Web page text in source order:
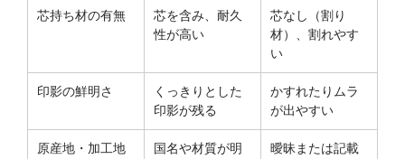
芯持ち材の有無
芯を含み、耐久
性が高い
芯なし（割り
材）、割れやす
い
印影の鮮明さ
くっきりとした
印影が残る
かすれたりムラ
が出やすい
原産地・加工地
国名や材質が明
曖昧または記載